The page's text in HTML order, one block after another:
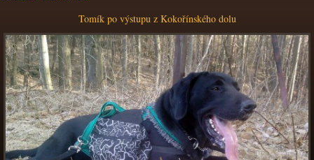
Tomík po výstupu z Kokořínského dolu